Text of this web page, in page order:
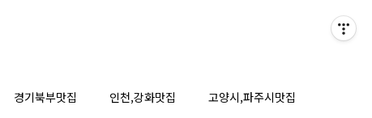
경기북부맛집 인천,강화맛집 고양시,파주시맛집